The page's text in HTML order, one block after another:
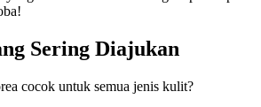
Sering Diajukan
cocok untuk semua jenis kulit?